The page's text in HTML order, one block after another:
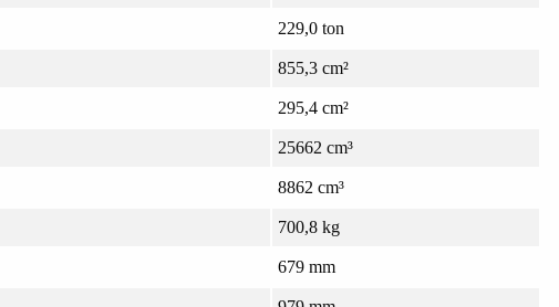
229,0 ton
855,3 cm²
295,4 cm²
25662 cm³
8862 cm³
700,8 kg
679 mm